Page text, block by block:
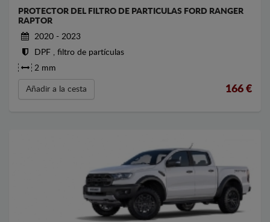
PROTECTOR DEL FILTRO DE PARTICULAS FORD RANGER
RAPTOR
2020 - 2023
DPF , filtro de partículas
2 mm
Añadir a la cesta 166 €